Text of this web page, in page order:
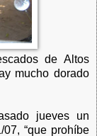
de Altos
mucho dorado
jueves un
“que prohíbe